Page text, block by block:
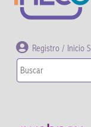
Registro / Inicio